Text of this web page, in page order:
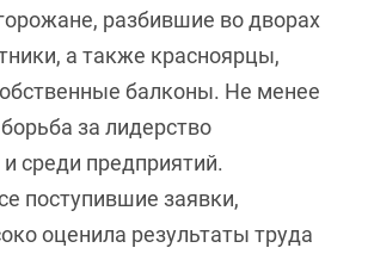
разбившие во дворах
а также красноярцы,
балконы. Не менее
за лидерство
среди предприятий.
поступившие заявки,
оценила результаты труда